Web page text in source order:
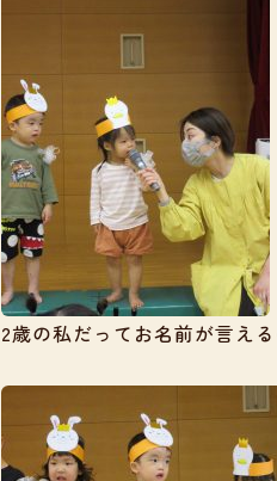
2歳の私だってお名前が言える